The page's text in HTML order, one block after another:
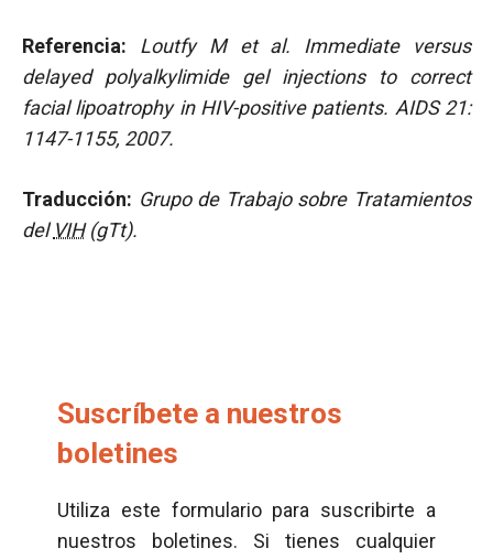
Referencia: Loutfy M et al. Immediate versus
delayed polyalkylimide gel injections to correct
facial lipoatrophy in HIV-positive patients. AIDS 21:
1147-1155, 2007.
Traducción: Grupo de Trabajo sobre Tratamientos
delVIH(gTt).
Suscríbete a nuestros
boletines
Utiliza este formulario para suscribirte a
nuestros boletines. Si tienes cualquier